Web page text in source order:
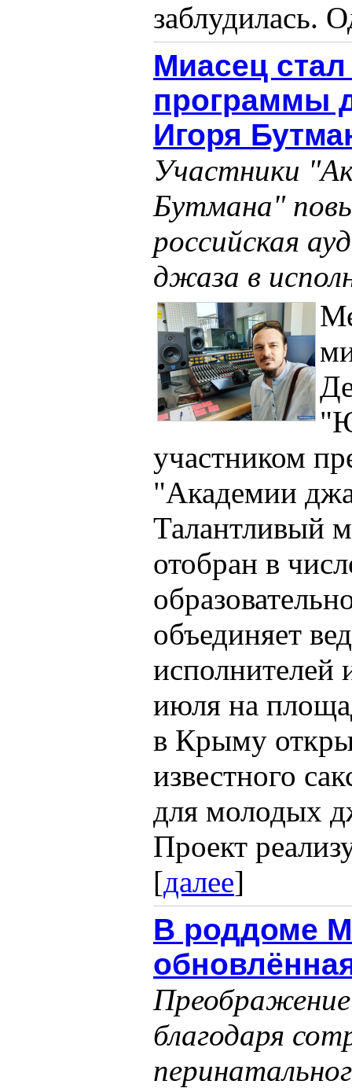
заблудилась.
Миасец
программы
Игоря
Участники
Бутмана"
российская
джаза в
участником
"Академии
Талантливый
отобран в
объединяет
исполнителей
июля на
в Крыму
известного
для молодых
Проект
[далее]
В роддоме
благодаря